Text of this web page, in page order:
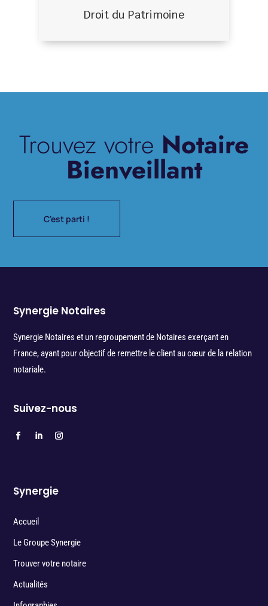
Droit du Patrimoine
Trouvez votre Notaire
Bienveillant
C'est parti !
Synergie Notaires
Synergie Notaires et un regroupement de Notaires exerçant en
France, ayant pour objectif de remettre le client au cœur de la relation
notariale.
Suivez-nous
Synergie
Accueil
Le Groupe Synergie
Trouver votre notaire
Actualités